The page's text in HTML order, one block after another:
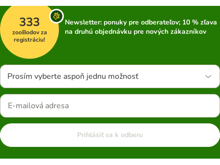
333
zooBodov za
registráciu!
Newsletter: ponuky pre odberateľov; 10 % zľava
na druhú objednávku pre nových zákazníkov
Prosím vyberte aspoň jednu možnosť
Prihlásiť sa k odberu